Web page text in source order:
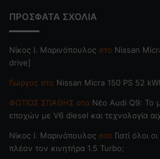
ΠΡΟΣΦΑΤΑ ΣΧΟΛΙΑ
Nίκος Ι. Mαρινόπουλος στο Nissan
drive]
Γιώργος στο Nissan Micra 150 PS 52
ΦΩΤΙΟΣ ΣΠΑΘΗΣ στο Νέο Audi Q9: Το
εποχών με V6 diesel και τεχνολογία
Nίκος Ι. Mαρινόπουλος στο Γιατί όλοι
πλέον τον κινητήρα 1.5 Turbo;